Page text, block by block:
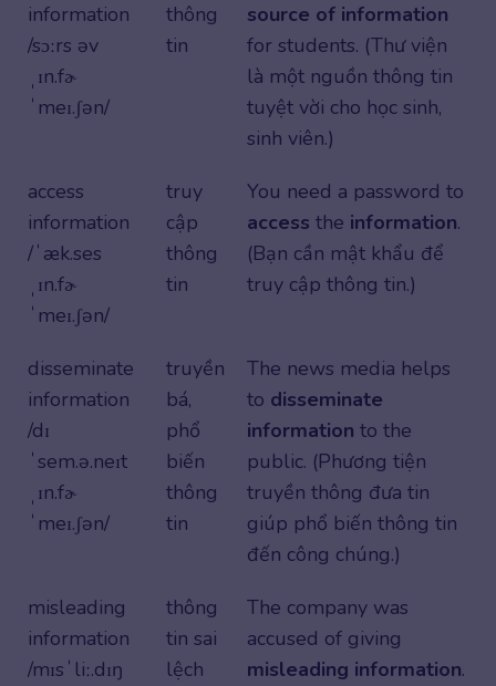
information
/sɔːrs əv
ˌɪn.fɚ
ˈmeɪ.ʃən/
thông
tin
source of information
for students. (Thư viện
là một nguồn thông tin
tuyệt vời cho học sinh,
sinh viên.)
access
information
/ˈæk.ses
ˌɪn.fɚ
ˈmeɪ.ʃən/
truy
cập
thông
tin
You need a password to
access the information.
(Bạn cần mật khẩu để
truy cập thông tin.)
disseminate
information
/dɪ
ˈsem.ə.neɪt
ˌɪn.fɚ
ˈmeɪ.ʃən/
truyền
bá,
phổ
biến
thông
tin
The news media helps
to disseminate
information to the
public. (Phương tiện
truyền thông đưa tin
giúp phổ biến thông tin
đến công chúng.)
misleading
information
/mɪsˈliː.dɪŋ
thông
tin sai
lệch
The company was
accused of giving
misleading information.